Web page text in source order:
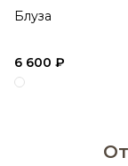
Блуза
6 600 ₽